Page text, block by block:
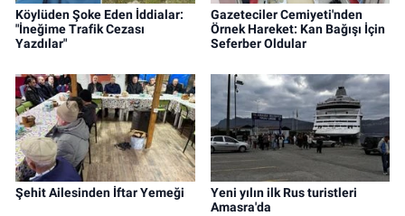
Köylüden Şoke Eden İddialar:
"İneğime Trafik Cezası
Yazdılar"
Gazeteciler Cemiyeti'nden
Örnek Hareket: Kan Bağışı İçin
Seferber Oldular
Şehit Ailesinden İftar Yemeği
Yeni yılın ilk Rus turistleri
Amasra'da